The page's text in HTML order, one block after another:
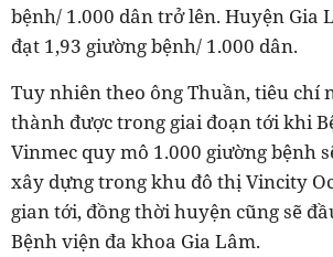
bệnh/ 1.000 dân trở lên. Huyện Gia
đạt 1,93 giường bệnh/ 1.000 dân.
Tuy nhiên theo ông Thuần, tiêu chí
thành được trong giai đoạn tới khi
Vinmec quy mô 1.000 giường bệnh
xây dựng trong khu đô thị Vincity
gian tới, đồng thời huyện cũng sẽ
Bệnh viện đa khoa Gia Lâm.